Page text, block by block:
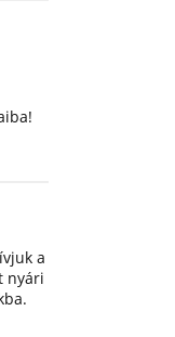
a
nyári